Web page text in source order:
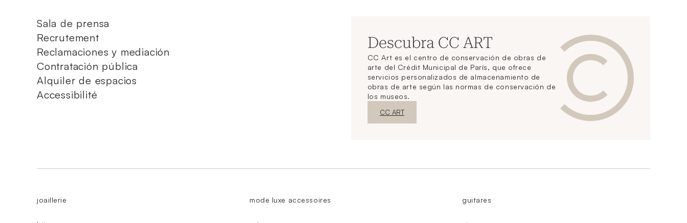
Sala de prensa
Recrutement
Reclamaciones y mediación
Contratación pública
Alquiler de espacios
Accessibilité
Descubra CC ART
CC Art es el centro de conservación de obras de
arte del Crédit Municipal de París, que ofrece
servicios personalizados de almacenamiento de
obras de arte según las normas de conservación de
los museos.
Nueva ventanaDescubrir
CC ART
joaillerie mode luxe accessoires guitares